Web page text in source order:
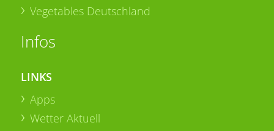
Vegetables Deutschland
Infos
LINKS
Apps
Wetter Aktuell